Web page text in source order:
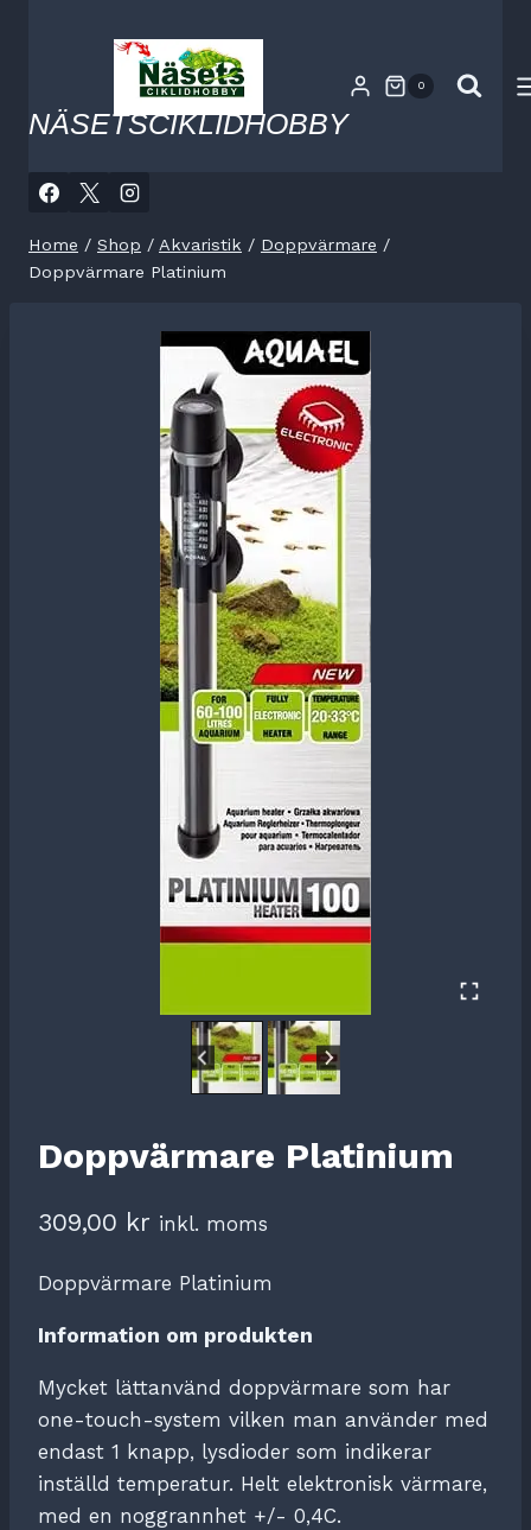
NÄSETSCIKLIDHOBBY
0
Home / Shop / Akvaristik / Doppvärmare /
Doppvärmare Platinium
Doppvärmare Platinium
309,00 kr inkl. moms
Doppvärmare Platinium
Information om produkten
Mycket lättanvänd doppvärmare som har
one-touch-system vilken man använder med
endast 1 knapp, lysdioder som indikerar
inställd temperatur. Helt elektronisk värmare,
med en noggrannhet +/- 0,4C.